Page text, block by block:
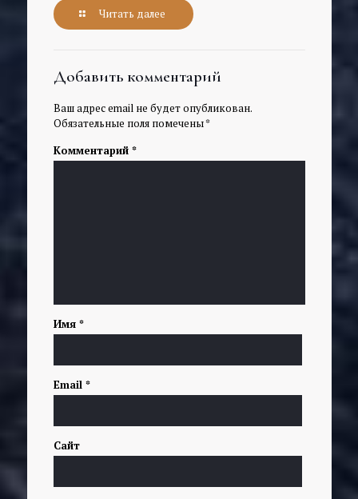
Читать далее
Добавить комментарий
Ваш адрес email не будет опубликован.
Обязательные поля помечены*
Комментарий *
Имя *
Email *
Сайт